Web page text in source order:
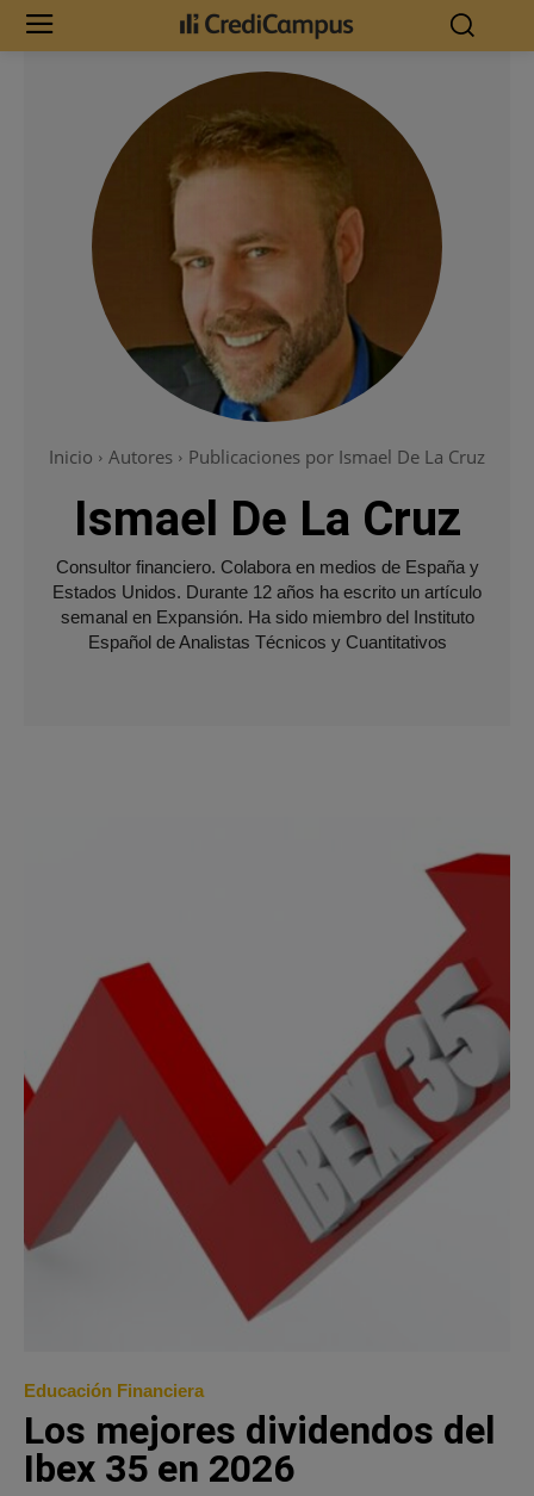
Inicio Autores Publicaciones por Ismael De La Cruz
Ismael De La Cruz
Consultor financiero. Colabora en medios de España y
Estados Unidos. Durante 12 años ha escrito un artículo
semanal en Expansión. Ha sido miembro del Instituto
Español de Analistas Técnicos y Cuantitativos
Educación Financiera
Los mejores dividendos del
Ibex 35 en 2026